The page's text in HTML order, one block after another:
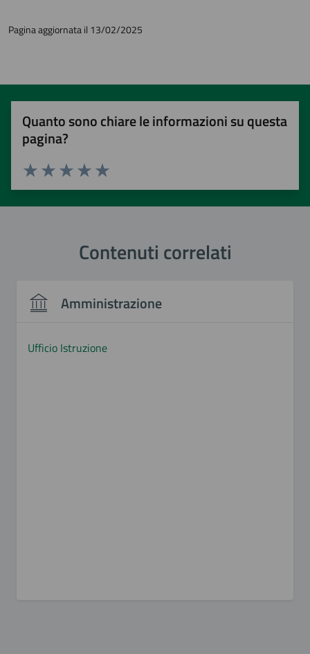
Pagina aggiornata il 13/02/2025
Quanto sono chiare le informazioni su questa
pagina?
Valuta 5 stelle su 5
Valuta 4 stelle su 5
Valuta 3 stelle su 5
Valuta 2 stelle su 5
Valuta 1 stelle su 5
Contenuti correlati
Amministrazione
Ufficio Istruzione